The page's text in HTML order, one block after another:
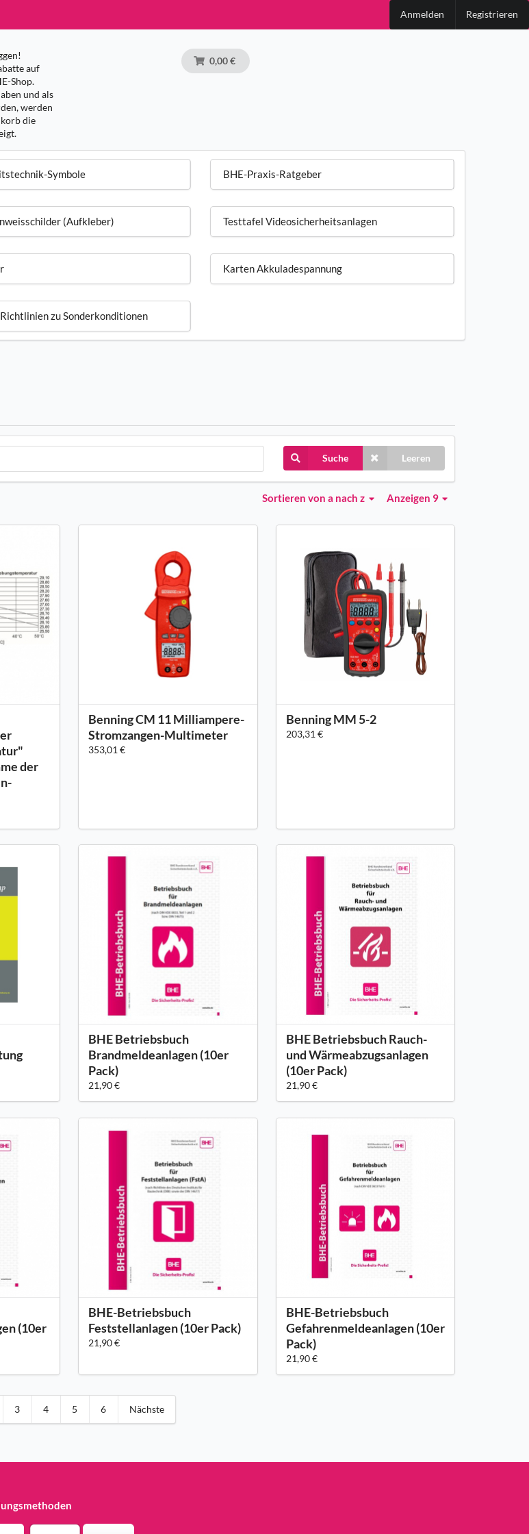
Anmelden Registrieren
auf
Shop.
und als
werden
die
0,00 €
Symbole BHE-Praxis-Ratgeber
(Aufkleber) Testtafel Videosicherheitsanlagen
Karten Akkuladespannung
zu Sonderkonditionen
Suche Leeren
Anzeigen 9
Sortieren von a nach z
der
Benning CM 11 Milliampere-
Stromzangen-Multimeter
353,01 €
Benning MM 5-2
203,31 €
BHE Betriebsbuch
Brandmeldeanlagen (10er
Pack)
21,90 €
BHE Betriebsbuch Rauch-
und Wärmeabzugsanlagen
(10er Pack)
21,90 €
(10er
BHE-Betriebsbuch
Feststellanlagen (10er Pack)
21,90 €
BHE-Betriebsbuch
Gefahrenmeldeanlagen (10er
Pack)
21,90 €
3 4 5 6 Nächste